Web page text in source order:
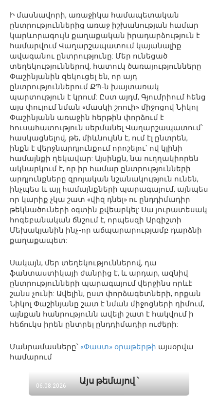
Ի մասնավորի, առաջիկա համապետական
ընտրություններից առաջ իշխանության համար
կարևորագույն քաղաքական իրադարձություն է
համարվում Վաղարշապատում կայանալիք
ավագանու ընտրությունը: Մեր ունեցած
տեղեկություններով, հատուկ ծառայությունները
Փաշինյանին զեկուցել են, որ այդ
ընտրություններում ՔՊ-ն խայտառակ
պարտություն է կրում: Ըստ այդմ, Գյումրիում հենց
այս փուլում նման «մասկի շոուի» միջոցով Նիկոլ
Փաշինյանն առաջին հերթին փորձում է
հուսահատություն սերմանել Վաղարշապատում՝
հասկացնելով, թե, միևնույնն է, ում էլ ընտրեն,
ինքն է վերջնարդյունքում որոշելու՝ ով կլինի
համայնքի ղեկավար: Այսինքն, նա ուղղակիորեն
ակնարկում է, որ իր համար ընտրությունների
արդյունքները զրոյական նշանակություն ունեն,
ինչպես և այլ համայնքների պարագայում, այնպես
որ կարիք չկա շատ «վիզ դնել» ու ընդդիմադիր
թեկնածուների օգտին քվեարկել: Սա յուրատեսակ
հոգեբանական ճնշում է, որպեսզի Արգիշտի
Մեխակյանին ինչ-որ աճպարարությամբ դարձնի
քաղաքապետ:
Սակայն, մեր տեղեկություններով, դա
ֆանտաստիկայի ժանրից է, և արդար, ազնիվ
ընտրությունների պարագայում վերջինս որևէ
շանս չունի: Ավելին, ըստ փորձագետների, որքան
Նիկոլ Փաշինյանը շատ է նման միջոցների դիմում,
այնքան հանրությունն ավելի շատ է հակվում ի
հեճուկս իրեն ընտրել ընդդիմադիր ուժերի:
Մանրամասները՝ «Փաստ» օրաթերթի այսօրվա
համարում
Այս թեմայով ՝
06.08.2026